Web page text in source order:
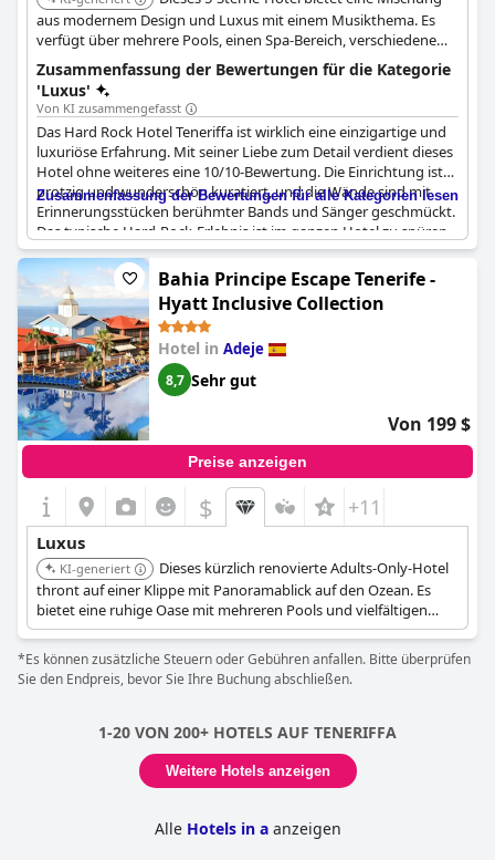
aus modernem Design und Luxus mit einem Musikthema. Es
verfügt über mehrere Pools, einen Spa-Bereich, verschiedene
gastronomische Einrichtungen und exklusive Rock Royalty-
Services mit Vorteilen wie Concierge- und VIP-Bereichen.
Zusammenfassung der Bewertungen für die Kategorie
'Luxus'
Von KI zusammengefasst
Das Hard Rock Hotel Teneriffa ist wirklich eine einzigartige und
luxuriöse Erfahrung. Mit seiner Liebe zum Detail verdient dieses
Hotel ohne weiteres eine 10/10-Bewertung. Die Einrichtung ist
protzig und wunderschön kuratiert, und die Wände sind mit
Erinnerungsstücken berühmter Bands und Sänger geschmückt.
Das typische Hard-Rock-Erlebnis ist im ganzen Hotel zu spüren
und der Nirvana-Turm ist grandios. Die Zimmer sind luxuriös
und das Bett so bequem, dass Sie es gar nicht mehr verlassen
wollen. Die Pools und das Spa sind unwirklich und die Aussicht
ist atemberaubend. Die fantastischen Gourmet-Restaurants vor
Ort sorgen dafür, dass Sie das Hotel vielleicht gar nicht mehr
verlassen wollen. Dies ist nicht nur ein Hotel, sondern ein Status
und ein Lebensstil. Die Liebe zum Detail und der Service haben
unsere Erwartungen übertroffen und machen dieses Hotel
wirklich zu einem Spitzenhotel. Und die
Marketingüberraschungen und Dekorationen in den Zimmern
machen dieses Hotel noch beeindruckender. Alles in allem ein
wunderschönes und einzigartiges Hotel, das jeden Pfennig wert
Zusammenfassung der Bewertungen für alle Kategorien lesen
Bahia Principe Escape Tenerife -
Hyatt Inclusive Collection
Hotel in Adeje
8,7 Sehr gut
Von 199 $
Preise anzeigen
$ +11
Luxus
KI-generiert
Dieses kürzlich renovierte Adults-Only-Hotel
thront auf einer Klippe mit Panoramablick auf den Ozean. Es
bietet eine ruhige Oase mit mehreren Pools und vielfältigen
Speisemöglichkeiten.
*Es können zusätzliche Steuern oder Gebühren anfallen. Bitte überprüfen
Sie den Endpreis, bevor Sie Ihre Buchung abschließen.
1-20 VON 200+ HOTELS AUF TENERIFFA
Weitere Hotels anzeigen
Alle Hotels in aanzeigen